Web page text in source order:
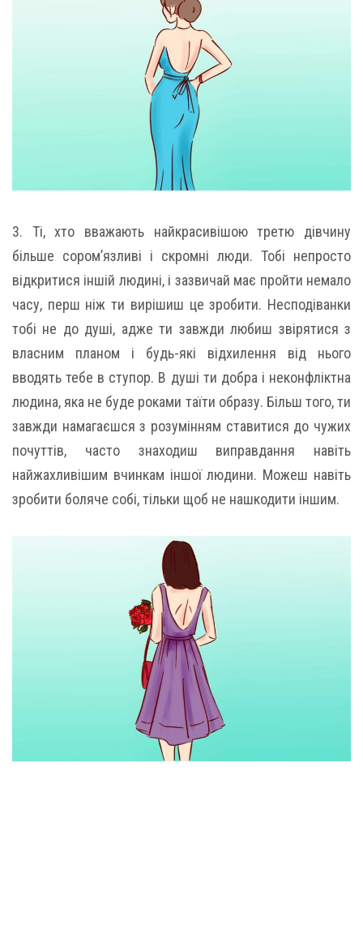
3. Ті, хто вважають найкрасивішою третю дівчину
більше сором’язливі і скромні люди. Тобі непросто
відкритися іншій людині, і зазвичай має пройти немало
часу, перш ніж ти вирішиш це зробити. Несподіванки
тобі не до душі, адже ти завжди любиш звірятися з
власним планом і будь-які відхилення від нього
вводять тебе в ступор. В душі ти добра і неконфліктна
людина, яка не буде роками таїти образу. Більш того, ти
завжди намагаєшся з розумінням ставитися до чужих
почуттів, часто знаходиш виправдання навіть
найжахливішим вчинкам іншої людини. Можеш навіть
зробити боляче собі, тільки щоб не нашкодити іншим.